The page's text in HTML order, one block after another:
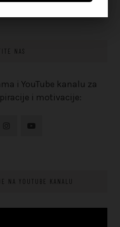
NAS
i YouTube kanalu za
i motivacije:
NA YOUTUBE KANALU